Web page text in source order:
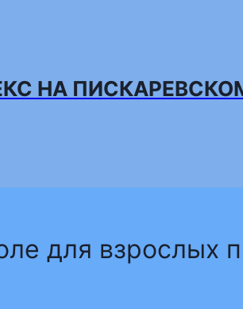
НА
для взрослых